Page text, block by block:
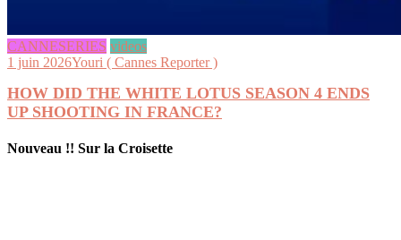
CANNESERIES videos
1 juin 2026Youri ( Cannes Reporter )
HOW DID THE WHITE LOTUS SEASON 4 ENDS
UP SHOOTING IN FRANCE?
Nouveau !! Sur la Croisette